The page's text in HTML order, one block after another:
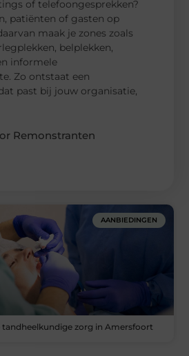
of telefoongesprekken?
patiënten of gasten op
maak je zones zoals
belplekken,
informele
Zo ontstaat een
past bij jouw organisatie,
Remonstranten
AANBIEDINGEN
zorg in Amersfoort